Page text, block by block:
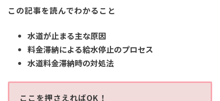
この記事を読んでわかること
水道が止まる主な原因
料金滞納による給水停止のプロセス
水道料金滞納時の対処法
ここを押さえればOK！